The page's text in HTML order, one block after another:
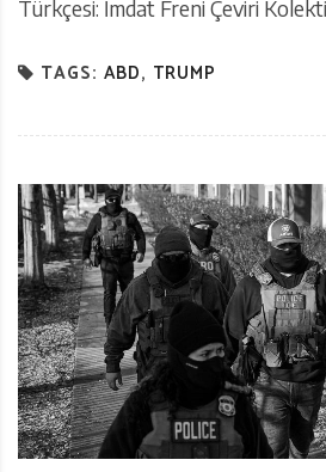
Türkçesi: İmdat Freni Çeviri
TAGS: ABD, TRUMP